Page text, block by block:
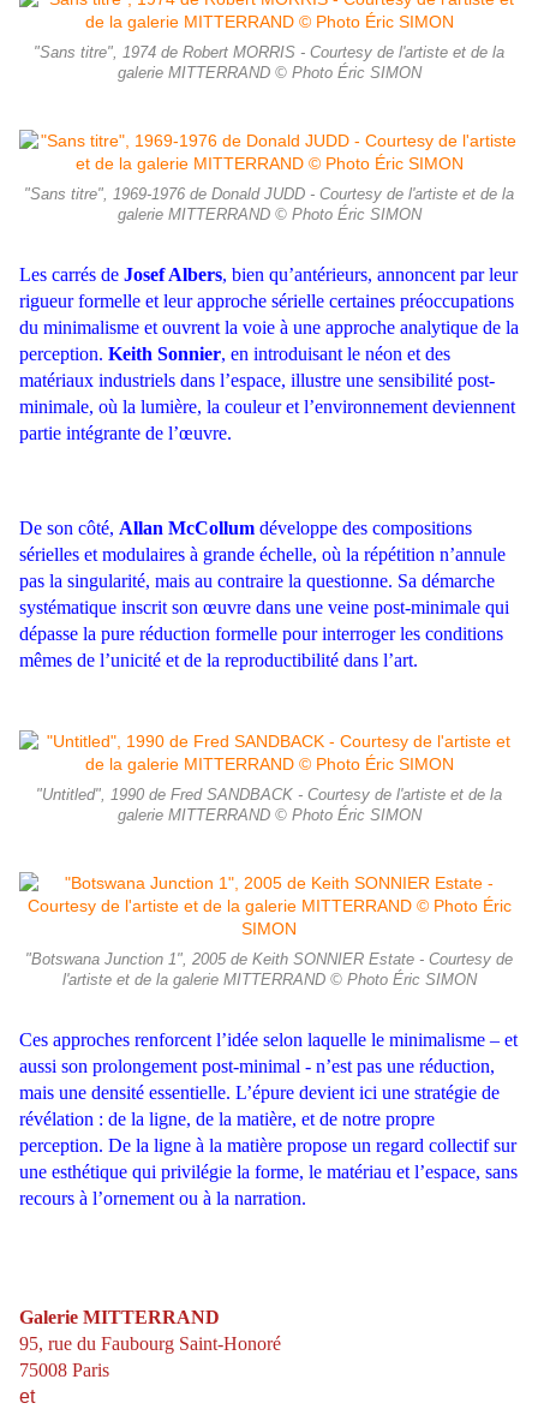
"Sans titre", 1974 de Robert MORRIS - Courtesy de l'artiste et de la
galerie MITTERRAND © Photo Éric SIMON
"Sans titre", 1969-1976 de Donald JUDD - Courtesy de l'artiste et de la
galerie MITTERRAND © Photo Éric SIMON
Les carrés de Josef Albers, bien qu’antérieurs, annoncent par leur
rigueur formelle et leur approche sérielle certaines préoccupations
du minimalisme et ouvrent la voie à une approche analytique de la
perception. Keith Sonnier, en introduisant le néon et des
matériaux industriels dans l’espace, illustre une sensibilité post-
minimale, où la lumière, la couleur et l’environnement deviennent
partie intégrante de l’œuvre.
De son côté, Allan McCollum développe des compositions
sérielles et modulaires à grande échelle, où la répétition n’annule
pas la singularité, mais au contraire la questionne. Sa démarche
systématique inscrit son œuvre dans une veine post-minimale qui
dépasse la pure réduction formelle pour interroger les conditions
mêmes de l’unicité et de la reproductibilité dans l’art.
"Untitled", 1990 de Fred SANDBACK - Courtesy de l'artiste et de la
galerie MITTERRAND © Photo Éric SIMON
"Botswana Junction 1", 2005 de Keith SONNIER Estate - Courtesy de
l'artiste et de la galerie MITTERRAND © Photo Éric SIMON
Ces approches renforcent l’idée selon laquelle le minimalisme – et
aussi son prolongement post-minimal - n’est pas une réduction,
mais une densité essentielle. L’épure devient ici une stratégie de
révélation : de la ligne, de la matière, et de notre propre
perception. De la ligne à la matière propose un regard collectif sur
une esthétique qui privilégie la forme, le matériau et l’espace, sans
recours à l’ornement ou à la narration.
Galerie MITTERRAND
95, rue du Faubourg Saint-Honoré
75008 Paris
et